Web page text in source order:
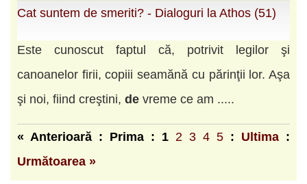
Cat suntem de smeriti? - Dialoguri la Athos (51)
Este cunoscut faptul că, potrivit legilor şi
canoanelor firii, copiii seamănă cu părinţii lor. Aşa
şi noi, fiind creştini, de vreme ce am .....
« Anterioară : Prima : 1 2 3 4 5 : Ultima :
Următoarea »